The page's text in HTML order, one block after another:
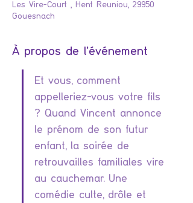
Les Vire-Court , Hent Reuniou, 29950
Gouesnach
À propos de l'événement
Et vous, comment
appelleriez-vous votre fils
? Quand Vincent annonce
le prénom de son futur
enfant, la soirée de
retrouvailles familiales vire
au cauchemar. Une
comédie culte, drôle et